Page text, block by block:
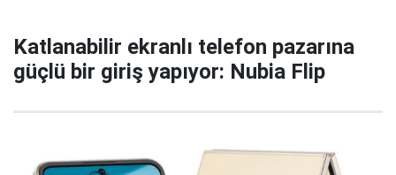
Katlanabilir ekranlı telefon pazarına
güçlü bir giriş yapıyor: Nubia Flip